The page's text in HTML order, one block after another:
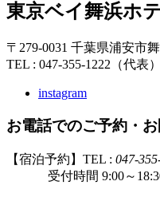
東京ベイ舞浜ホ
〒279-0031 千葉県浦安市
TEL : 047-355-1222（代表）
instagram
お電話でのご予約・
【宿泊予約】TEL : 047-
受付時間 9:00～